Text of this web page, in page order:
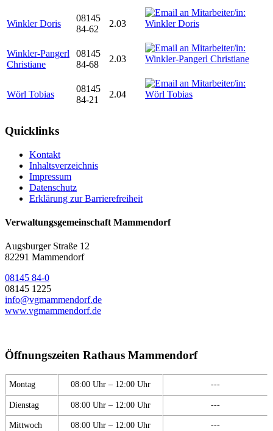
Winkler Doris
08145
84-62
2.03
Winkler-Pangerl
Christiane
08145
84-68
2.03
Wörl Tobias
08145
84-21
2.04
Quicklinks
Kontakt
Inhaltsverzeichnis
Impressum
Datenschutz
Erklärung zur Barrierefreiheit
Verwaltungsgemeinschaft Mammendorf
Augsburger Straße 12
82291 Mammendorf
08145 84-0
08145 1225
info@vgmammendorf.de
www.vgmammendorf.de
Öffnungszeiten Rathaus Mammendorf
Montag 08:00 Uhr – 12:00 Uhr ---
Dienstag 08:00 Uhr – 12:00 Uhr ---
Mittwoch 08:00 Uhr – 12:00 Uhr ---